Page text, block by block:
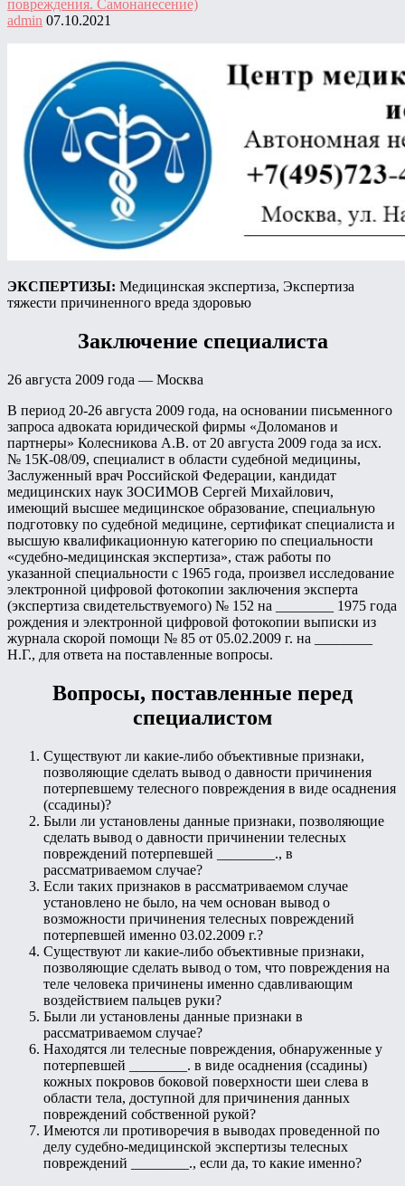
admin 07.10.2021
ЭКСПЕРТИЗЫ: Медицинская экспертиза, Экспертиза
тяжести причиненного вреда здоровью
Заключение специалиста
26 августа 2009 года — Москва
В период 20-26 августа 2009 года, на основании письменного
запроса адвоката юридической фирмы «Доломанов и
партнеры» Колесникова А.В. от 20 августа 2009 года за исх.
№ 15К-08/09, специалист в области судебной медицины,
Заслуженный врач Российской Федерации, кандидат
медицинских наук ЗОСИМОВ Сергей Михайлович,
имеющий высшее медицинское образование, специальную
подготовку по судебной медицине, сертификат специалиста и
высшую квалификационную категорию по специальности
«судебно-медицинская экспертиза», стаж работы по
указанной специальности с 1965 года, произвел исследование
электронной цифровой фотокопии заключения эксперта
(экспертиза свидетельствуемого) № 152 на ________ 1975 года
рождения и электронной цифровой фотокопии выписки из
журнала скорой помощи № 85 от 05.02.2009 г. на ________
Н.Г., для ответа на поставленные вопросы.
Вопросы, поставленные перед
специалистом
Существуют ли какие-либо объективные признаки,
позволяющие сделать вывод о давности причинения
потерпевшему телесного повреждения в виде осаднения
(ссадины)?
Были ли установлены данные признаки, позволяющие
сделать вывод о давности причинении телесных
повреждений потерпевшей ________., в
рассматриваемом случае?
Если таких признаков в рассматриваемом случае
установлено не было, на чем основан вывод о
возможности причинения телесных повреждений
потерпевшей именно 03.02.2009 г.?
Существуют ли какие-либо объективные признаки,
позволяющие сделать вывод о том, что повреждения на
теле человека причинены именно сдавливающим
воздействием пальцев руки?
Были ли установлены данные признаки в
рассматриваемом случае?
Находятся ли телесные повреждения, обнаруженные у
потерпевшей ________. в виде осаднения (ссадины)
кожных покровов боковой поверхности шеи слева в
области тела, доступной для причинения данных
повреждений собственной рукой?
Имеются ли противоречия в выводах проведенной по
делу судебно-медицинской экспертизы телесных
повреждений ________., если да, то какие именно?